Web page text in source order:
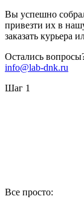
Вы успешно
привезти их в
заказать курьера
Остались
info@lab-dnk.ru
Шаг 1
Все просто: